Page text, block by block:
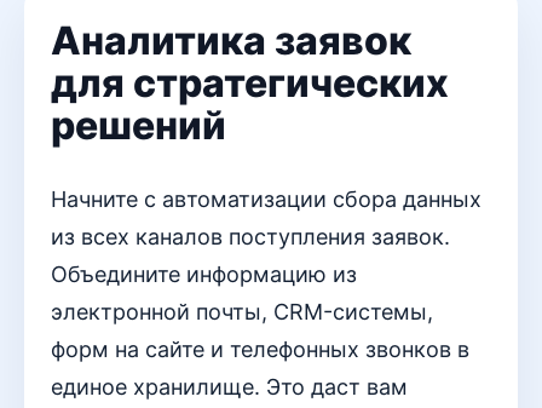
Аналитика заявок
для стратегических
решений
Начните с автоматизации сбора данных
из всех каналов поступления заявок.
Объедините информацию из
электронной почты, CRM-системы,
форм на сайте и телефонных звонков в
единое хранилище. Это даст вам